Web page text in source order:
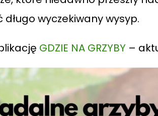
wyczekiwany wysyp.
GDZIE NA GRZYBY –